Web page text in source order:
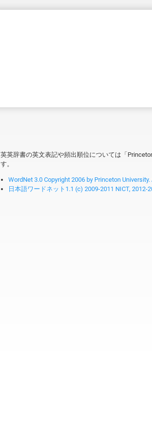
英英辞書の英文表記や頻出順位については「
す。
WordNet 3.0 Copyright 2006 by Princeton
日本語ワードネット1.1 (c) 2009-2011 NICT, 2012-